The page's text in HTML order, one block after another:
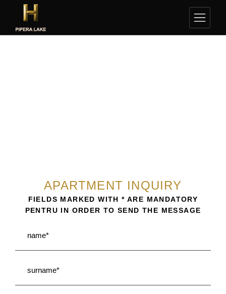
APARTMENT INQUIRY
FIELDS MARKED WITH * ARE MANDATORY
PENTRU IN ORDER TO SEND THE MESSAGE